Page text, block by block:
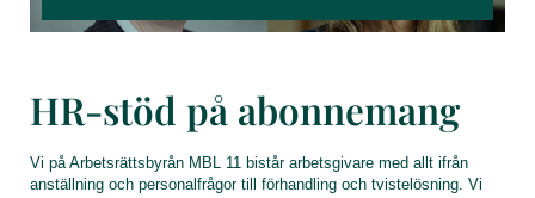
HR-stöd på abonnemang
Vi på Arbetsrättsbyrån MBL 11 bistår arbetsgivare med allt ifrån
anställning och personalfrågor till förhandling och tvistelösning. Vi